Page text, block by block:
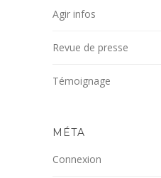
Agir infos
Revue de presse
Témoignage
MÉTA
Connexion